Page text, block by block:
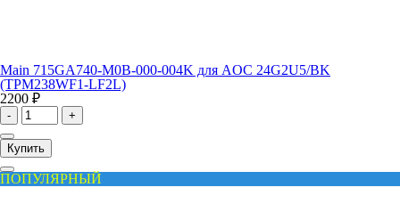
Main 715GA740-M0B-000-004K для AOC 24G2U5/BK
(TPM238WF1-LF2L)
2200 ₽
- +
Купить
ПОПУЛЯРНЫЙ